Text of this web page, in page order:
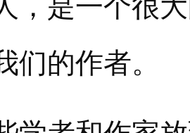
，是一个很
们的作者。